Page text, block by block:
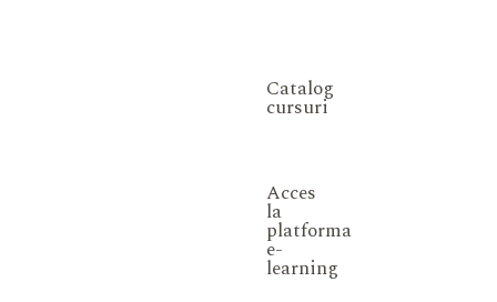
Catalog
cursuri
Acces
la
platforma
e-
learning